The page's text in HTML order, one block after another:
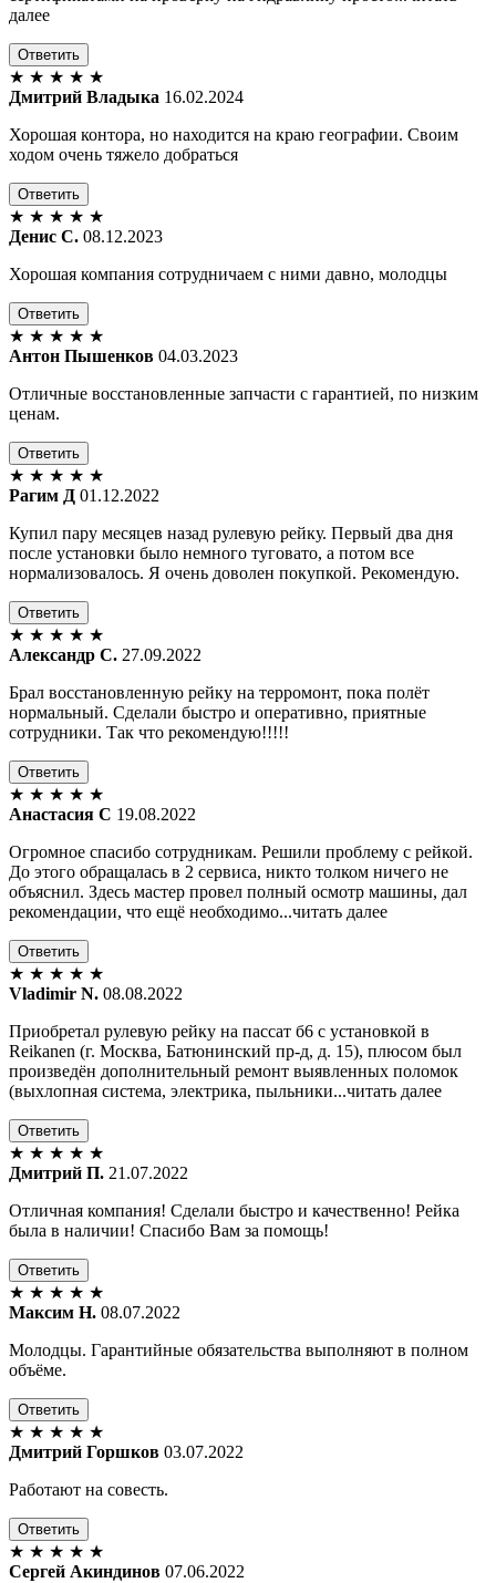
далее
Ответить
★ ★ ★ ★ ★
Дмитрий Владыка 16.02.2024
Хорошая контора, но находится на краю географии. Своим
ходом очень тяжело добраться
Ответить
★ ★ ★ ★ ★
Денис С. 08.12.2023
Хорошая компания сотрудничаем с ними давно, молодцы
Ответить
★ ★ ★ ★ ★
Антон Пышенков 04.03.2023
Отличные восстановленные запчасти с гарантией, по низким
ценам.
Ответить
★ ★ ★ ★ ★
Рагим Д 01.12.2022
Купил пару месяцев назад рулевую рейку. Первый два дня
после установки было немного туговато, а потом все
нормализовалось. Я очень доволен покупкой. Рекомендую.
Ответить
★ ★ ★ ★ ★
Александр С. 27.09.2022
Брал восстановленную рейку на терромонт, пока полёт
нормальный. Сделали быстро и оперативно, приятные
сотрудники. Так что рекомендую!!!!!
Ответить
★ ★ ★ ★ ★
Анастасия С 19.08.2022
Огромное спасибо сотрудникам. Решили проблему с рейкой.
До этого обращалась в 2 сервиса, никто толком ничего не
объяснил. Здесь мастер провел полный осмотр машины, дал
рекомендации, что ещё необходимо...читать далее
Ответить
★ ★ ★ ★ ★
Vladimir N. 08.08.2022
Приобретал рулевую рейку на пассат б6 с установкой в
Reikanen (г. Москва, Батюнинский пр-д, д. 15), плюсом был
произведён дополнительный ремонт выявленных поломок
(выхлопная система, электрика, пыльники...читать далее
Ответить
★ ★ ★ ★ ★
Дмитрий П. 21.07.2022
Отличная компания! Сделали быстро и качественно! Рейка
была в наличии! Спасибо Вам за помощь!
Ответить
★ ★ ★ ★ ★
Максим Н. 08.07.2022
Молодцы. Гарантийные обязательства выполняют в полном
объёме.
Ответить
★ ★ ★ ★ ★
Дмитрий Горшков 03.07.2022
Работают на совесть.
Ответить
★ ★ ★ ★ ★
Сергей Акиндинов 07.06.2022